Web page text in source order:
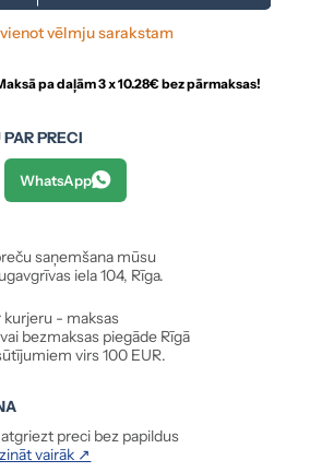
vēlmju sarakstam
pa daļām 3 x10.28€ bez pārmaksas!
PRECI
WhatsApp
saņemšana mūsu
iela 104, Rīga.
kurjeru - maksas
bezmaksas piegāde Rīgā
virs 100 EUR.
preci bez papildus
vairāk ↗